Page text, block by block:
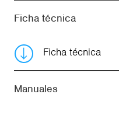
Ficha técnica
Ficha técnica
Manuales